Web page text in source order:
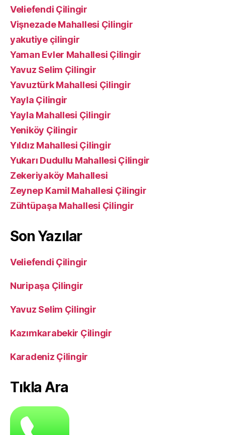
Veliefendi Çilingir
Vişnezade Mahallesi Çilingir
yakutiye çilingir
Yaman Evler Mahallesi Çilingir
Yavuz Selim Çilingir
Yavuztürk Mahallesi Çilingir
Yayla Çilingir
Yayla Mahallesi Çilingir
Yeniköy Çilingir
Yıldız Mahallesi Çilingir
Yukarı Dudullu Mahallesi Çilingir
Zekeriyaköy Mahallesi
Zeynep Kamil Mahallesi Çilingir
Zühtüpaşa Mahallesi Çilingir
Son Yazılar
Veliefendi Çilingir
Nuripaşa Çilingir
Yavuz Selim Çilingir
Kazımkarabekir Çilingir
Karadeniz Çilingir
Tıkla Ara